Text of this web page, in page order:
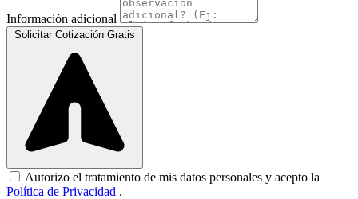
Información adicional
Solicitar Cotización Gratis
Autorizo el tratamiento de mis datos personales y acepto la
Política de Privacidad .